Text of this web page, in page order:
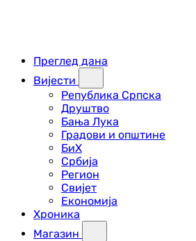
Преглед дана
Вијести
Република Српска
Друштво
Бања Лука
Градови и општине
БиХ
Србија
Регион
Свијет
Економија
Хроника
Магазин